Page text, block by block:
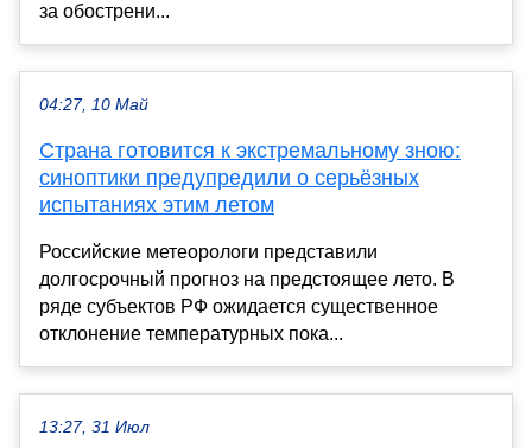
за обострени...
04:27, 10 Май
Страна готовится к экстремальному зною:
синоптики предупредили о серьёзных
испытаниях этим летом
Российские метеорологи представили
долгосрочный прогноз на предстоящее лето. В
ряде субъектов РФ ожидается существенное
отклонение температурных пока...
13:27, 31 Июл